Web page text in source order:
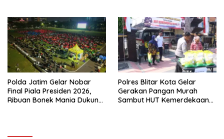
Polda Jatim Gelar Nobar
Final Piala Presiden 2026,
Ribuan Bonek Mania Dukung
Polres Blitar Kota Gelar
Gerakan Pangan Murah
Sambut HUT Kemerdekaan